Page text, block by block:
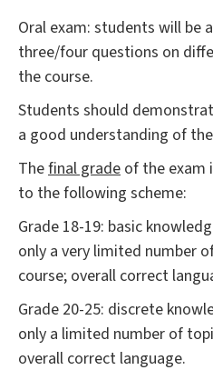
Oral exam: students will be
three/four questions on
the course.
Students should
a good understanding of
Thefinal grade of the exam
to the following scheme:
Grade 18-19: basic
only a very limited number
course; overall correct
Grade 20-25: discrete
only a limited number of
overall correct language.